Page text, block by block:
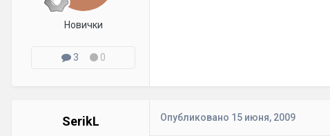
Новички
3 0
SerikL Опубликовано 15 июня, 2009